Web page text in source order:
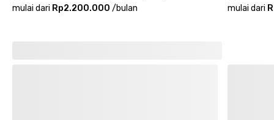
mulai dari Rp2.200.000 /bulan mulai dari